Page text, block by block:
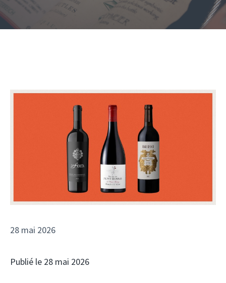
28 mai 2026
Publié le 28 mai 2026